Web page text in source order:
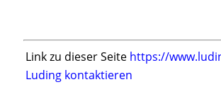
Link zu dieser Seite https://
Luding kontaktieren